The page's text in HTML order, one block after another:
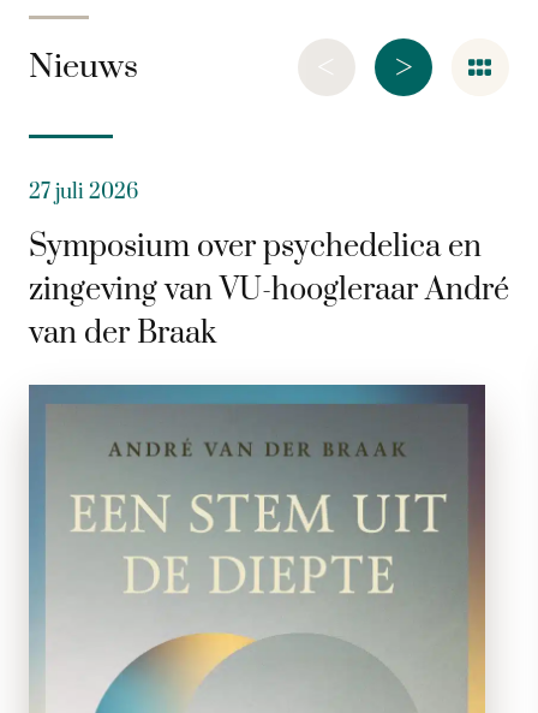
Nieuws >
<
27 juli 2026
Symposium over psychedelica en
zingeving van VU-hoogleraar André
van der Braak